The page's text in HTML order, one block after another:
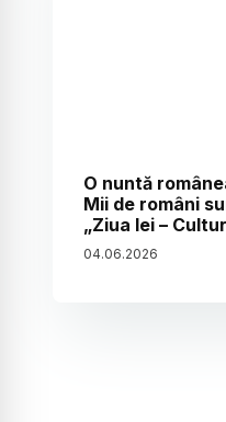
O nuntă
Mii de români
„Ziua Iei –
04.06.2026